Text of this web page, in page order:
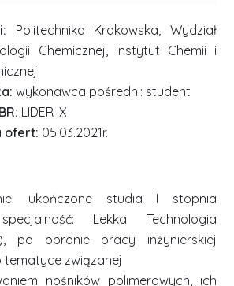
Politechnika Krakowska, Wydział
Chemicznej, Instytut Chemii i
wykonawca pośredni: student
LIDER IX
ofert: 05.03.2021r.
ukończone studia I stopnia
Lekka Technologia
po obronie pracy inżynierskiej
tematyce związanej
nośników polimerowych, ich